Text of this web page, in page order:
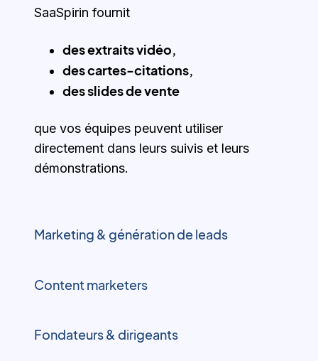
SaaSpirin fournit
des extraits vidéo,
des cartes-citations,
des slides de vente
que vos équipes peuvent utiliser
directement dans leurs suivis et leurs
démonstrations.
Marketing & génération de leads
Content marketers
Fondateurs & dirigeants